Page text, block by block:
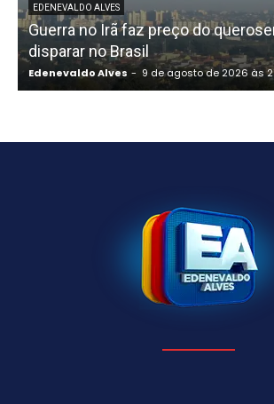
EDENEVALDO ALVES
Guerra no Irã faz preço do
disparar no Brasil
Edenevaldo Alves - 9 de agosto de 2026 às